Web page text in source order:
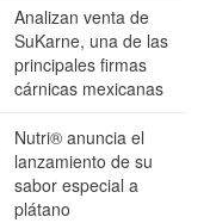
Analizan venta de
SuKarne, una de las
principales firmas
cárnicas mexicanas
Nutri® anuncia el
lanzamiento de su
sabor especial a
plátano